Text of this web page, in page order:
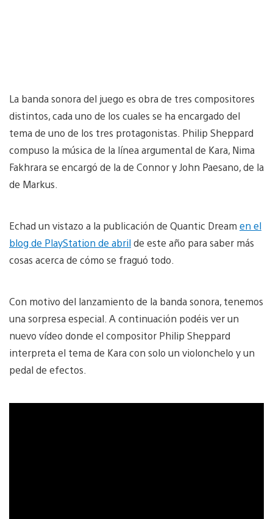
La banda sonora del juego es obra de tres compositores
distintos, cada uno de los cuales se ha encargado del
tema de uno de los tres protagonistas. Philip Sheppard
compuso la música de la línea argumental de Kara, Nima
Fakhrara se encargó de la de Connor y John Paesano, de la
de Markus.
Echad un vistazo a la publicación de Quantic Dream en el
blog de PlayStation de abrilde este año para saber más
cosas acerca de cómo se fraguó todo.
Con motivo del lanzamiento de la banda sonora, tenemos
una sorpresa especial. A continuación podéis ver un
nuevo vídeo donde el compositor Philip Sheppard
interpreta el tema de Kara con solo un violonchelo y un
pedal de efectos.